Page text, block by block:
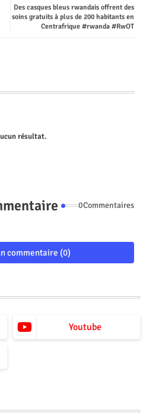
tsap
Des casques bleus rwandais offrent des
soins gratuits à plus de 200 habitants en
Centrafrique #rwanda #RwOT
résultat.
0Commentaires
commentaire (0)
Youtube